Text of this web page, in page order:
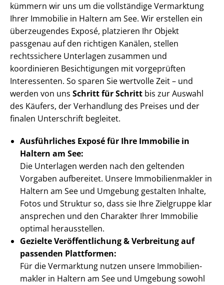
kümmern wir uns um die vollständige Vermarktung
Ihrer Immobilie in Haltern am See. Wir erstellen ein
überzeugendes Exposé, platzieren Ihr Objekt
passgenau auf den richtigen Kanälen, stellen
rechtssichere Unterlagen zusammen und
koordinieren Besichtigungen mit vorgeprüften
Interessenten. So sparen Sie wertvolle Zeit – und
werden von uns Schritt für Schritt bis zur Auswahl
des Käufers, der Verhandlung des Preises und der
finalen Unterschrift begleitet.
Ausführliches Exposé für Ihre Immobilie in
Haltern am See:
Die Unterlagen werden nach den geltenden
Vorgaben aufbereitet. Unsere Im­mo­bi­li­en­mak­ler in
Haltern am See und Umgebung gestalten Inhalte,
Fotos und Struktur so, dass sie Ihre Zielgruppe klar
ansprechen und den Charakter Ihrer Immobilie
optimal herausstellen.
Gezielte Ver­öf­fent­li­chung & Verbreitung auf
passenden Plattformen:
Für die Vermarktung nutzen unsere Im­mo­bi­li­en­
mak­ler in Haltern am See und Umgebung sowohl